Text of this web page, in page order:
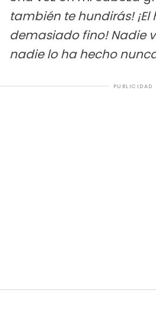
también te hundirás! ¡El
demasiado fino! Nadie
nadie lo ha hecho
PUBLICIDAD